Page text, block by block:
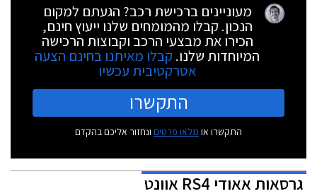
מעוניינים ברכישת רכב? הגעתם למקום
הנכון. קבלו מהמומחים שלנו ייעוץ חינם,
הכירו את מבצעי הרכב וקבוצות הרכישה
המיוחדות שלנו. קבלו מאיתנו בחינם הצעה
אטרקטיבית עכשיו
התקשרו
התקשרו או מלאו פרטים ונחזור אליכם בהקדם
גרסאותאאודי RS4 אוונט